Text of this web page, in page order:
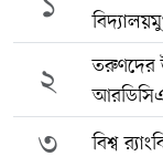
২
তরুণদের
৩ বিশ্ব